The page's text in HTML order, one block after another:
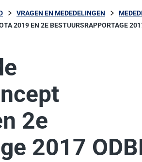
VRAGEN EN MEDEDELINGEN
2019 EN 2E BESTUURSRAPPORTAGE
2e
2017